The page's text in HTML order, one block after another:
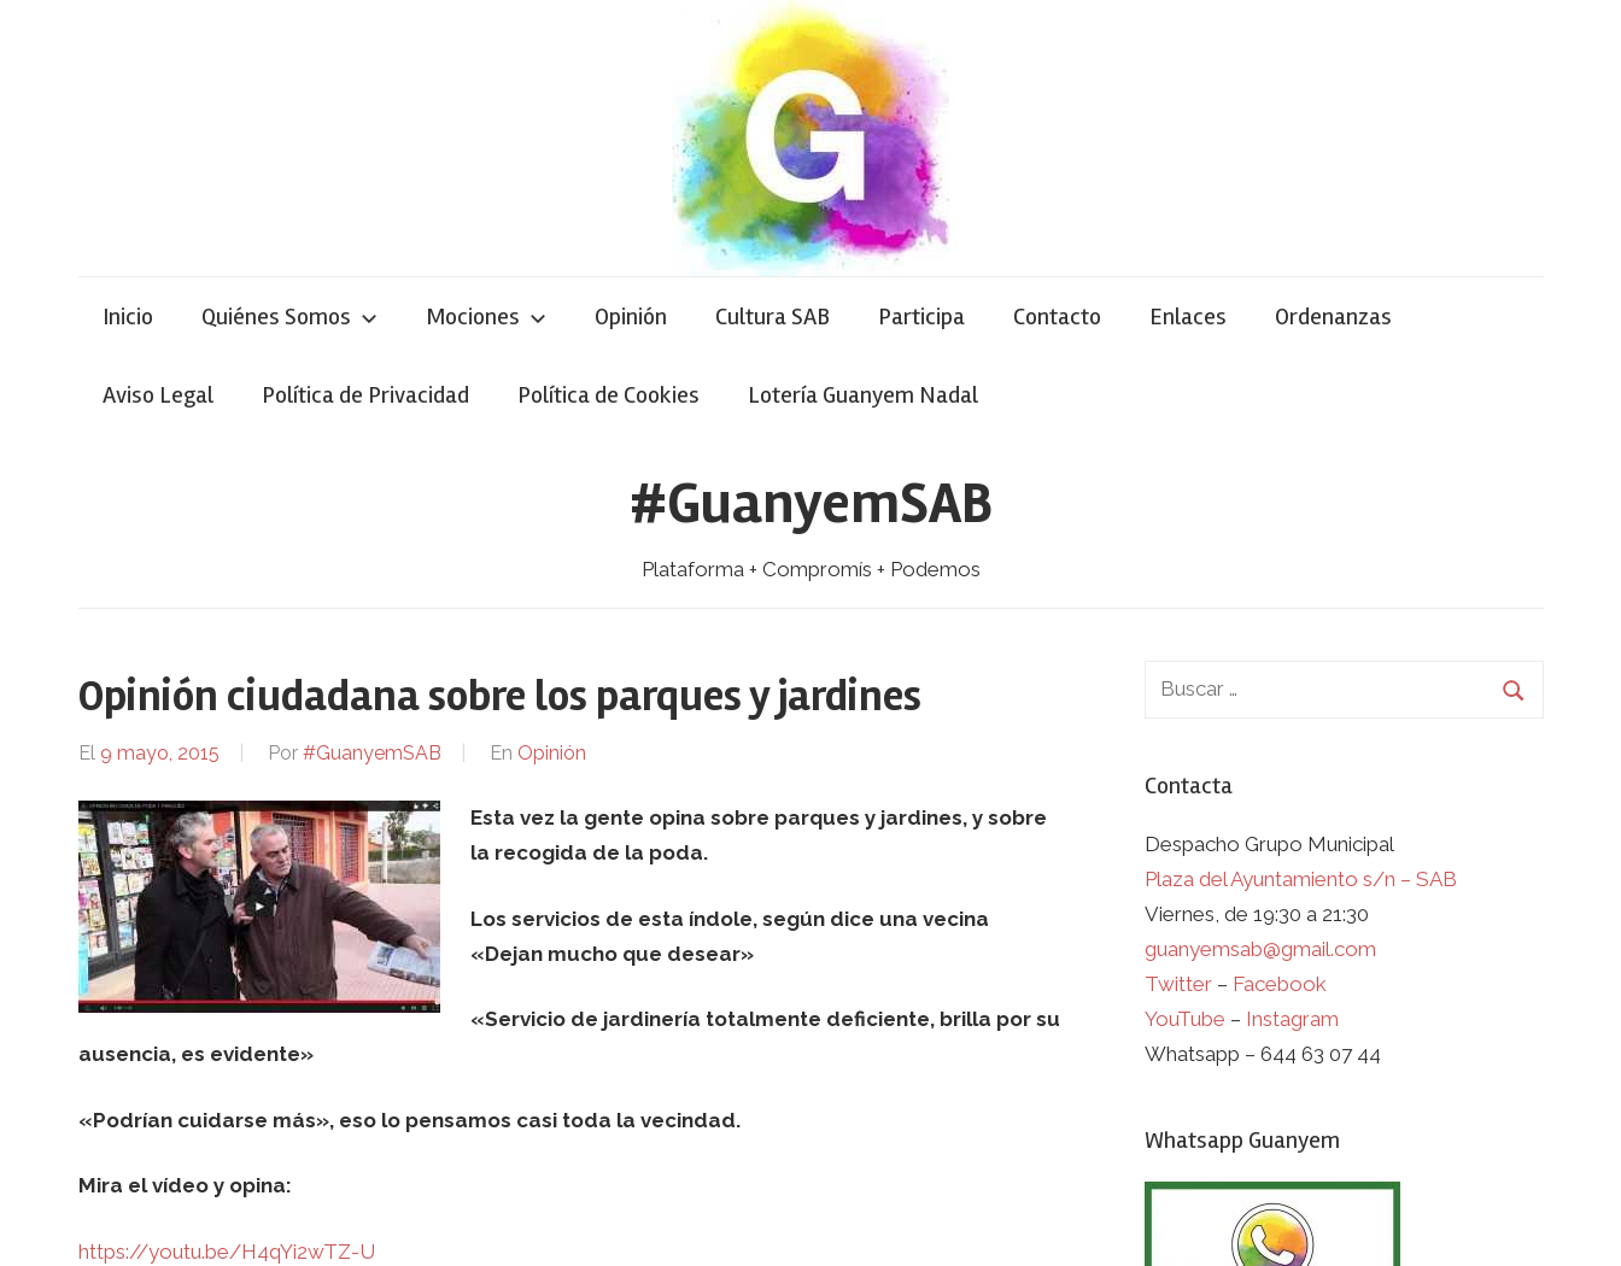
Inicio Quiénes Somos Mociones Opinión Cultura SAB Participa Contacto Enlaces Ordenanzas
Aviso Legal Política de Privacidad Política de Cookies Lotería Guanyem Nadal
#GuanyemSAB
Plataforma + Compromís + Podemos
Opinión ciudadana sobre los parques y jardines
El 9 mayo, 2015 Por #GuanyemSAB En Opinión
Esta vez la gente opina sobre parques y jardines, y sobre
la recogida de la poda.
Los servicios de esta índole, según dice una vecina
«Dejan mucho que desear»
«Servicio de jardinería totalmente deficiente, brilla por su
ausencia, es evidente»
«Podrían cuidarse más», eso lo pensamos casi toda la vecindad.
Mira el vídeo y opina:
https://youtu.be/H4qYi2wTZ-U
Contacta
Despacho Grupo Municipal
Plaza del Ayuntamiento s/n – SAB
Viernes, de 19:30 a 21:30
guanyemsab@gmail.com
Twitter – Facebook
YouTube – Instagram
Whatsapp – 644 63 07 44
Whatsapp Guanyem